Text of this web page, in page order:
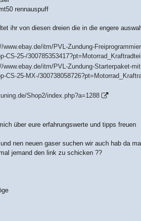
rennauspuff
ihr von diesen dreien die in die engere
www.ebay.de/itm/PVL-Zundung-
CS-25-/
www.ebay.de/itm/PVL-Zundung-Starterpaket-
CS-25-MX-/
Shop2/index.php?a=1288
über eure erfahrungswerte und tipps freuen
nen neuen gaser suchen wir auch hab da
jemand den link zu schicken ??